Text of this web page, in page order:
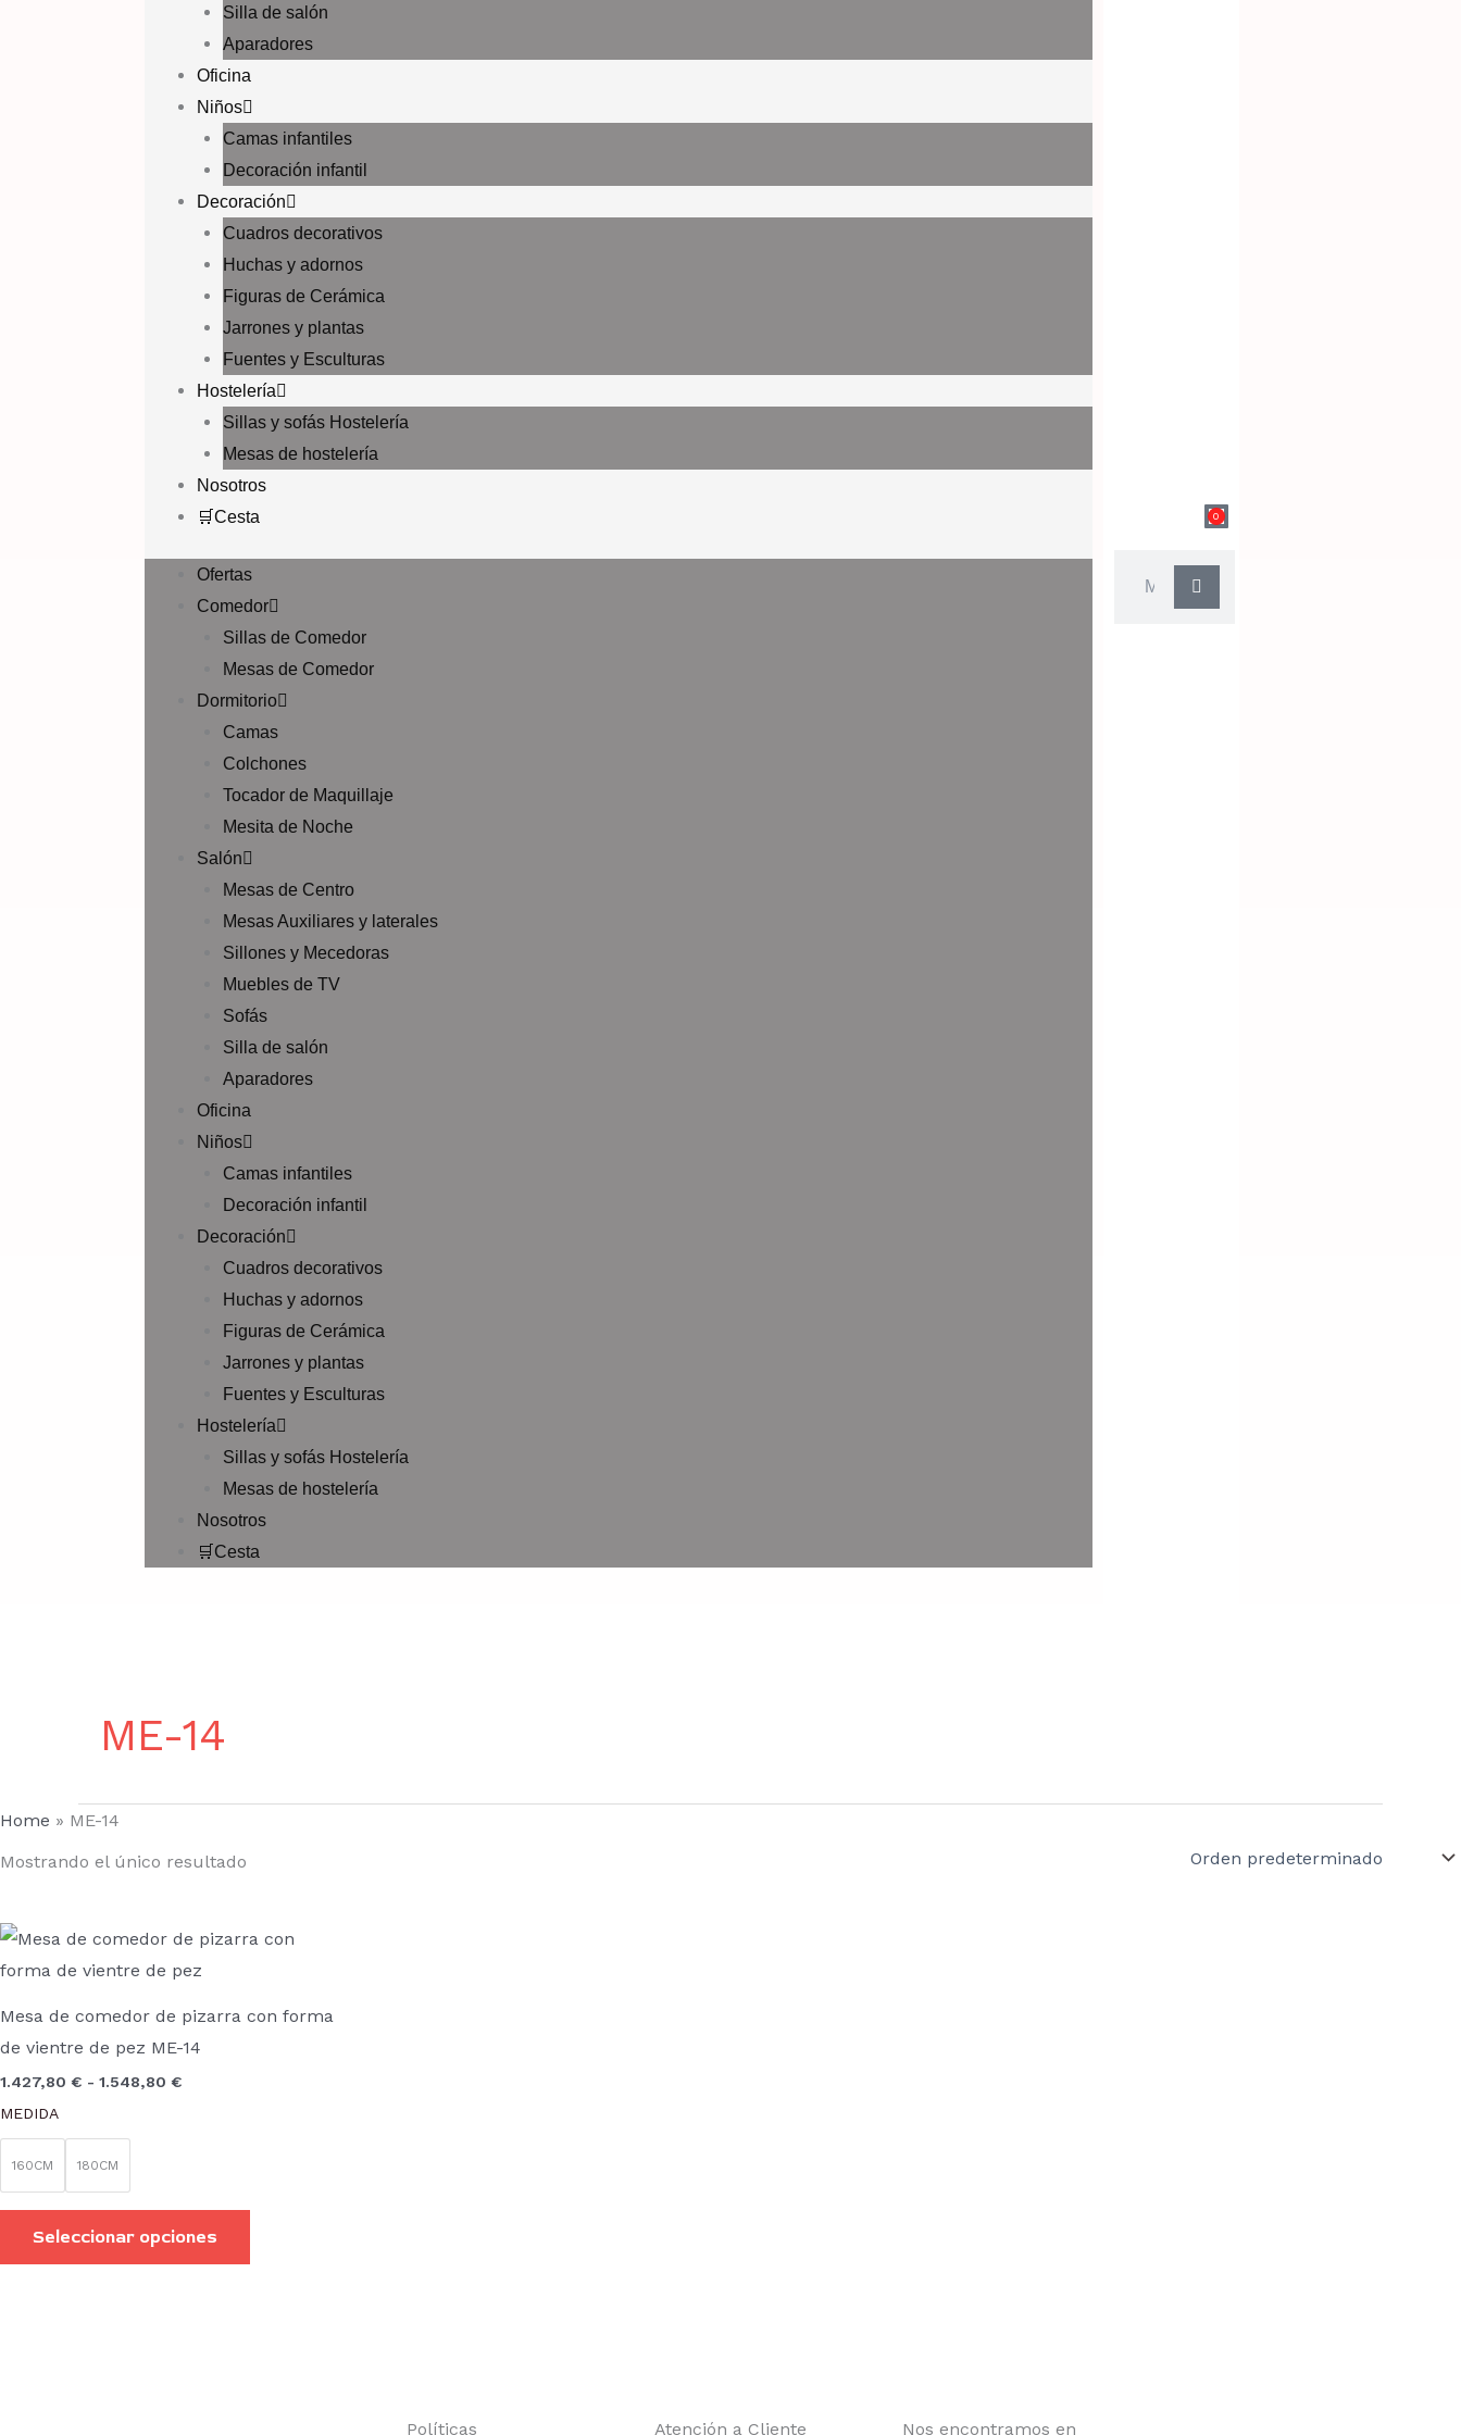
Silla de salón
Aparadores
Oficina
Niños
Camas infantiles
Decoración infantil
Decoración
Cuadros decorativos
Huchas y adornos
Figuras de Cerámica
Jarrones y plantas
Fuentes y Esculturas
Hostelería
Sillas y sofás Hostelería
Mesas de hostelería
Nosotros
🛒Cesta
Ofertas
Comedor
Sillas de Comedor
Mesas de Comedor
Dormitorio
Camas
Colchones
Tocador de Maquillaje
Mesita de Noche
Salón
Mesas de Centro
Mesas Auxiliares y laterales
Sillones y Mecedoras
Muebles de TV
Sofás
Silla de salón
Aparadores
Oficina
Niños
Camas infantiles
Decoración infantil
Decoración
Cuadros decorativos
Huchas y adornos
Figuras de Cerámica
Jarrones y plantas
Fuentes y Esculturas
Hostelería
Sillas y sofás Hostelería
Mesas de hostelería
Nosotros
🛒Cesta
0Carrito
ME-14
Home » ME-14
Mostrando el único resultado
Mesa de comedor de pizarra con forma
de vientre de pez ME-14
1.427,80 € - 1.548,80 €
Rango
de
precios:
1.427,80 €
hasta
1.548,80 €
MEDIDA
160CM 180CM
Seleccionar opciones
Este
Políticas Atención a Cliente Nos encontramos en